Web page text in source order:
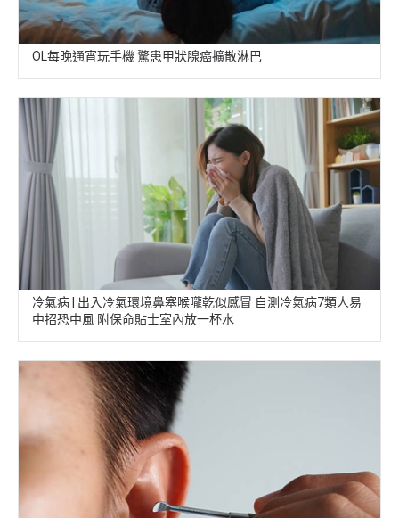
OL每晚通宵玩手機 驚患甲狀腺癌擴散淋巴
冷氣病 | 出入冷氣環境鼻塞喉嚨乾似感冒 自測冷氣病7類人易
中招恐中風 附保命貼士室內放一杯水